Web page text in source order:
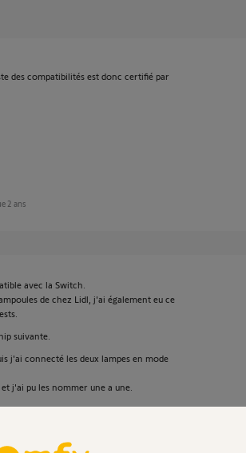
des compatibilités est donc certifié par
2 ans
avec la Switch.
de chez Lidl, j'ai également eu ce
suivante.
j'ai connecté les deux lampes en mode
j'ai pu les nommer une a une.
ans